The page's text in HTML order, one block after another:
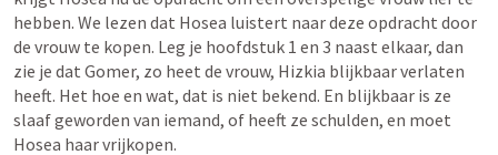
hebben. We lezen dat Hosea luistert naar deze opdracht door
de vrouw te kopen. Leg je hoofdstuk 1 en 3 naast elkaar, dan
zie je dat Gomer, zo heet de vrouw, Hizkia blijkbaar verlaten
heeft. Het hoe en wat, dat is niet bekend. En blijkbaar is ze
slaaf geworden van iemand, of heeft ze schulden, en moet
Hosea haar vrijkopen.